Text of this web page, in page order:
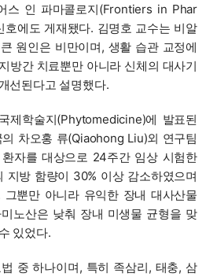
스 인 파마콜로지(Frontiers in Phar
호에도 게재됐다. 김명호 교수는 비알
원인은 비만이며, 생활 습관 교정에
방간 치료뿐만 아니라 신체의 대사기
선된다고 설명했다.
제학술지(Phytomedicine)에 발표된
차오홍 류(Qiaohong Liu)외 연구팀
자를 대상으로 24주간 임상 시험한
지방 함량이 30% 이상 감소하였으며
그뿐만 아니라 유익한 장내 대사산물
노산은 낮춰 장내 미생물 균형을 맞
있었다.
중 하나이며, 특히 족삼리, 태충, 삼